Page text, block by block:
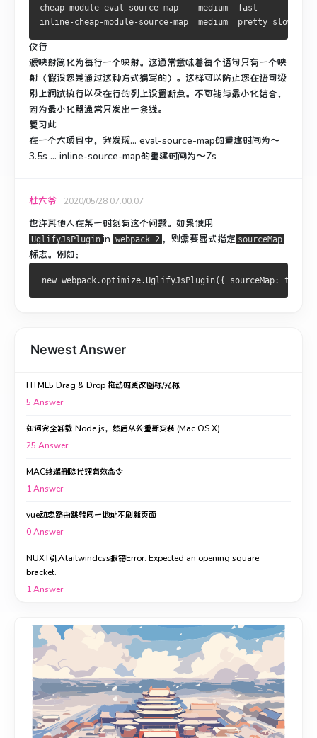
cheap-module-eval -source-map    medium  fast
inline-cheap-module-source-map  medium  pretty slow
仅行
源映射简化为每行一个映射。 这通常意味着每个语句只有一个映
射（假设您是通过这种方式编写的）。 这样可以防止您在语句级
别上调试执行以及在行的列上设置断点。 不可能与最小化结合，
因为最小化器通常只发出一条线。
复习此
在一个大项目中，我发现... eval-source-map的重建时间为〜
3.5s ... inline-source-map的重建时间为〜7s
杜大爷 2020/05/28 07:00:07
也许其他人在某一时刻有这个问题。 如果使用
UglifyJsPlugin in webpack 2 ，则需要显式指定 sourceMap
标志。 例如：
new webpack.optimize.UglifyJsPlugin({ sourceMap: true
Newest Answer
HTML5 Drag & Drop 拖动时更改图标/光标
5 Answer
如何完全卸载 Node.js，然后从头重新安装 (Mac OS X)
25 Answer
MAC终端删除代理有效命令
1Answer
vue动态路由跳转同一地址不刷新页面
0Answer
NUXT引入tailwindcss报错Error: Expected an opening square
bracket.
1Answer